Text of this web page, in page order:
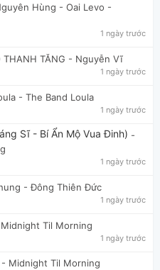
Hùng - Oai Levo -
1 ngày trước
THANH TĂNG - Nguyễn Vĩ
1 ngày trước
- The Band Loula
1 ngày trước
Sĩ - Bí Ẩn Mộ Vua Đinh) -
1 ngày trước
- Đông Thiên Đức
1 ngày trước
Til Morning
1 ngày trước
- Midnight Til Morning